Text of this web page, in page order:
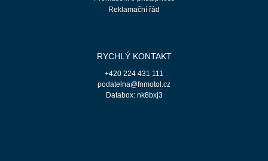
Reklamační řád
RYCHLÝ KONTAKT
+420 224 431 111
podatelna@fnmotol.cz
Databox: nk8bxj3